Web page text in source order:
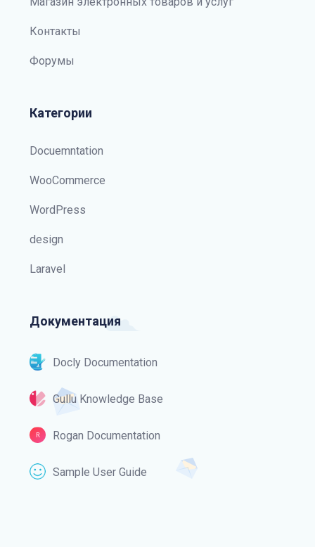
Контакты
Форумы
Категории
Docuemntation
WooCommerce
WordPress
design
Laravel
Документация
Docly Documentation
Gullu Knowledge Base
Rogan Documentation
Sample User Guide